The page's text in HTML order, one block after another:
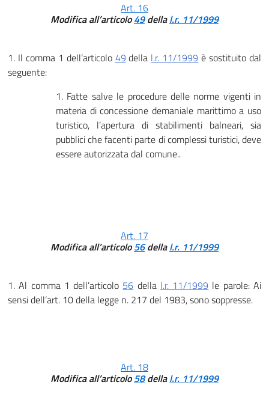
Art. 16
Modifica all’articolo49dellal.r. 11/1999
1. Il comma 1 dell’articolo 49 della l.r. 11/1999 è sostituito dal
seguente:
1. Fatte salve le procedure delle norme vigenti in
materia di concessione demaniale marittimo a uso
turistico, l’apertura di stabilimenti balneari, sia
pubblici che facenti parte di complessi turistici, deve
essere autorizzata dal comune..
Art. 17
Modifica all’articolo56dellal.r. 11/1999
1. Al comma 1 dell’articolo 56 della l.r. 11/1999 le parole: Ai
sensi dell’art. 10 della legge n. 217 del 1983, sono soppresse.
Art. 18
Modifica all’articolo58dellal.r. 11/1999